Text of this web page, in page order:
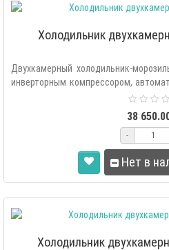
Холодильник
Двухкамерный холодильник-
инверторным компрессором,
38
-
Нет в
Холодильник